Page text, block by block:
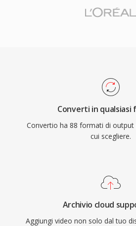
Converti in qualsiasi
Convertio ha 88 formati di output
cui scegliere.
Archivio cloud
Aggiungi video non solo dal tuo